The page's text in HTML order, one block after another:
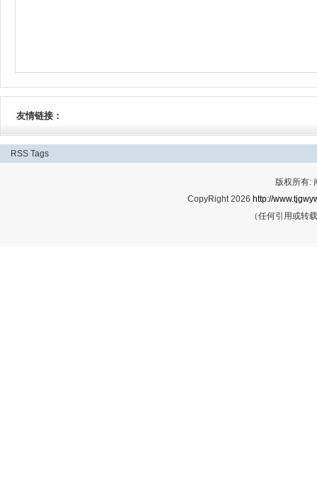
友情链接：
RSS Tags
版权所有:
CopyRight 2026 http://
（任何引用或转